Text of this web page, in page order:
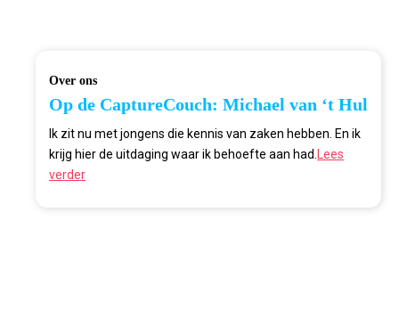
Over ons
Op de CaptureCouch: Michael van ‘t Hul
Ik zit nu met jongens die kennis van zaken hebben. En ik
krijg hier de uitdaging waar ik behoefte aan had.Lees
verder